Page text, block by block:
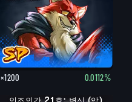
×1200 0.0112%